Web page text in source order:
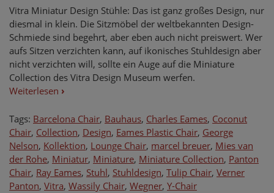
Vitra Miniatur Design Stühle: Das ist ganz großes Design, nur
diesmal in klein. Die Sitzmöbel der weltbekannten Design-
Schmiede sind begehrt, aber eben auch nicht preiswert. Wer
aufs Sitzen verzichten kann, auf ikonisches Stuhldesign aber
nicht verzichten will, sollte ein Auge auf die Miniature
Collection des Vitra Design Museum werfen.
Weiterlesen ›
Tags: Barcelona Chair, Bauhaus, Charles Eames, Coconut
Chair, Collection, Design, Eames Plastic Chair, George
Nelson, Kollektion, Lounge Chair, marcel breuer, Mies van
der Rohe, Miniatur, Miniature, Miniature Collection, Panton
Chair, Ray Eames, Stuhl, Stuhldesign, Tulip Chair, Verner
Panton, Vitra, Wassily Chair, Wegner, Y-Chair